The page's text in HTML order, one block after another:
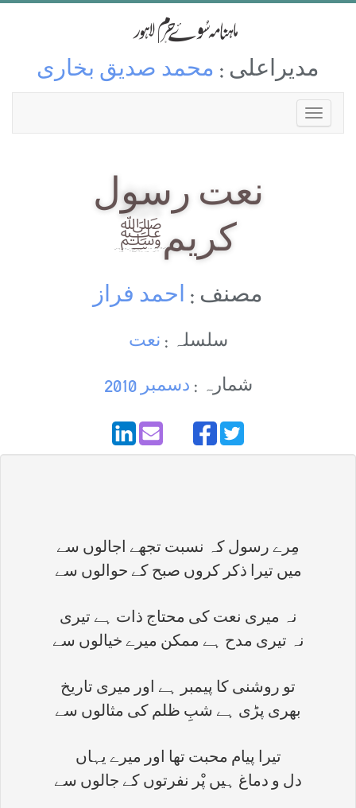
مدیراعلی : محمد صدیق بخاری
نعت رسول
کریمﷺ
مصنف : احمد فراز
سلسلہ : نعت
شمارہ : دسمبر 2010
مِرے رسول کہ نسبت تجھے اجالوں سے
میں تیرا ذکر کروں صبح کے حوالوں سے
نہ میری نعت کی محتاج ذات ہے تیری
نہ تیری مدح ہے ممکن میرے خیالوں سے
تو روشنی کا پیمبر ہے اور میری تاریخ
بھری پڑی ہے شبِ ظلم کی مثالوں سے
تیرا پیام محبت تھا اور میرے یہاں
دل و دماغ ہیں پْر نفرتوں کے جالوں سے